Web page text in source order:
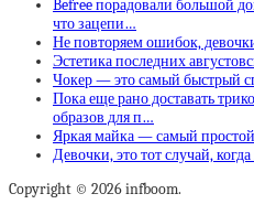
Befree порадовали большой
что зацепи…
Не повторяем ошибок,
Эстетика последних
Чокер — это самый быстрый
Пока еще рано доставать
образов для п…
Яркая майка — самый
Девочки, это тот случай,
Copyright © 2026 infboom.